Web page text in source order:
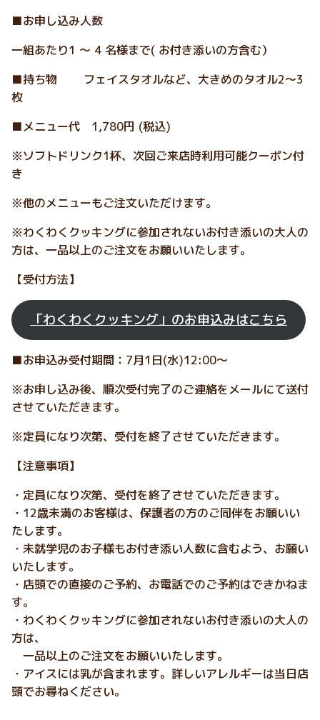
■お申し込み人数
一組あたり1 ～ 4 名様まで( お付き添いの方含む）
■持ち物 フェイスタオルなど、大きめのタオル2～3
枚
■メニュー代 1,780円 (税込)
※ソフトドリンク1杯、次回ご来店時利用可能クーポン付
き
※他のメニューもご注文いただけます。
※わくわくクッキングに参加されないお付き添いの大人の
方は、一品以上のご注文をお願いいたします。
【受付方法】
「わくわくクッキング」のお申込みはこちら
■お申込み受付期間：7月1日(水)12:00～
※お申し込み後、順次受付完了のご連絡をメールにて送付
させていただきます。
※定員になり次第、受付を終了させていただきます。
【注意事項】
・定員になり次第、受付を終了させていただきます。
・12歳未満のお客様は、保護者の方のご同伴をお願いい
たします。
・未就学児のお子様もお付き添い人数に含むよう、お願い
いたします。
・店頭での直接のご予約、お電話でのご予約はできかねま
す。
・わくわくクッキングに参加されないお付き添いの大人の
方は、
一品以上のご注文をお願いいたします。
・アイスには乳が含まれます。詳しいアレルギーは当日店
頭でお尋ねください。